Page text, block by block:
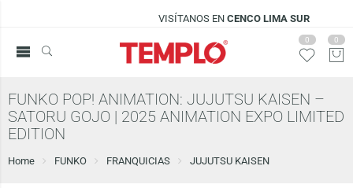
VISÍTANOS ENCENCO LIMA SUR
0 0
FUNKO POP! ANIMATION: JUJUTSU KAISEN –
SATORU GOJO | 2025 ANIMATION EXPO LIMITED
EDITION
Home FUNKO FRANQUICIAS JUJUTSU KAISEN